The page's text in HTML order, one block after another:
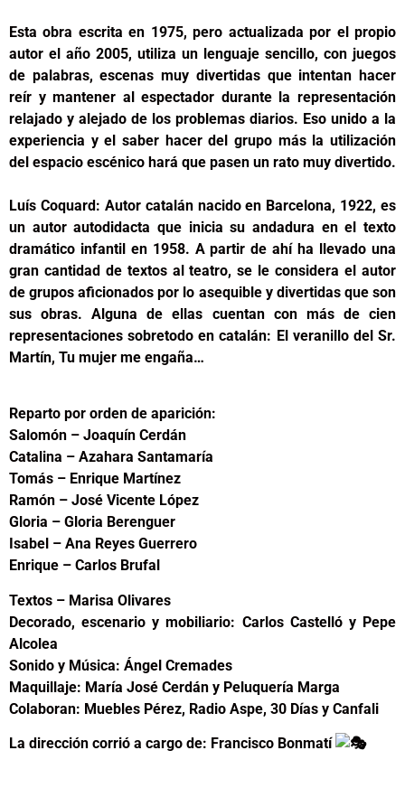
Esta obra escrita en 1975, pero actualizada por el propio
autor el año 2005, utiliza un lenguaje sencillo, con juegos
de palabras, escenas muy divertidas que intentan hacer
reír y mantener al espectador durante la representación
relajado y alejado de los problemas diarios. Eso unido a la
experiencia y el saber hacer del grupo más la utilización
del espacio escénico hará que pasen un rato muy divertido.
Luís Coquard: Autor catalán nacido en Barcelona, 1922, es
un autor autodidacta que inicia su andadura en el texto
dramático infantil en 1958. A partir de ahí ha llevado una
gran cantidad de textos al teatro, se le considera el autor
de grupos aficionados por lo asequible y divertidas que son
sus obras. Alguna de ellas cuentan con más de cien
representaciones sobretodo en catalán: El veranillo del Sr.
Martín, Tu mujer me engaña…
Reparto por orden de aparición:
Salomón – Joaquín Cerdán
Catalina – Azahara Santamaría
Tomás – Enrique Martínez
Ramón – José Vicente López
Gloria – Gloria Berenguer
Isabel – Ana Reyes Guerrero
Enrique – Carlos Brufal
Textos – Marisa Olivares
Decorado, escenario y mobiliario: Carlos Castelló y Pepe
Alcolea
Sonido y Música: Ángel Cremades
Maquillaje: María José Cerdán y Peluquería Marga
Colaboran: Muebles Pérez, Radio Aspe, 30 Días y Canfali
La dirección corrió a cargo de: Francisco Bonmatí